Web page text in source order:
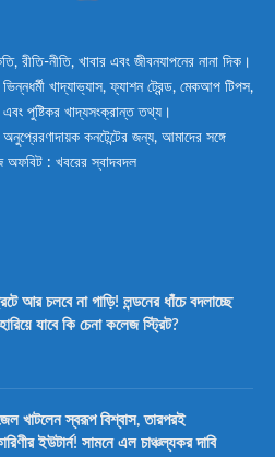
রীতি-নীতি, খাবার এবং জীবনযাপনের নানা দিক।
খাদ্যাভ্যাস, ফ্যাশন ট্রেন্ড, মেকআপ টিপস,
এবং পুষ্টিকর খাদ্যসংক্রান্ত তথ্য।
কনটেন্টের জন্য, আমাদের সঙ্গে
অফবিট : খবরের স্বাদবদল
আর চলবে না গাড়ি! লন্ডনের ধাঁচে বদলাচ্ছে
যাবে কি চেনা কলেজ স্ট্রিট?
খাটলেন স্বরূপ বিশ্বাস, তারপরই
ইউটার্ন! সামনে এল চাঞ্চল্যকর দাবি